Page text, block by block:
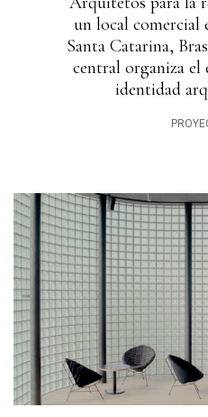
un local comercial
Santa Catarina,
central organiza el
identidad